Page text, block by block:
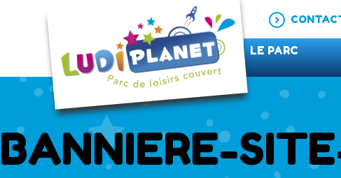
LE PARC
BANNIERE-